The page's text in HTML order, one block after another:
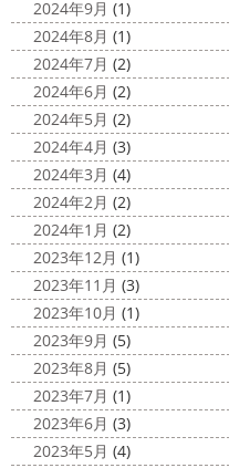
みなさんこんにちは(^O^)
が、みなさんはいかがお
サンシャイン水族館に行
館内はとても賑わってい
...
今日は高圧洗浄が何故必要
ます
塗装工事をお考
ひ読んでみてくださいね
きた塗膜は、毎日屋外で
らされて ...
最近は暖
ね
弊社ライダーの脇祐
行きたいーーーーー!!! 写
していきますね
ット
2020/
朝活
小倉氏サ
さんも一
けどお天気良くて気持ち～
小倉氏ライド
で、すぐ立ててました
2020/
外壁塗
ちょっと
2024年9月 (1)
2024年8月 (1)
2024年7月 (2)
2024年6月 (2)
2024年5月 (2)
2024年4月 (3)
2024年3月 (4)
2024年2月 (2)
2024年1月 (2)
2023年12月 (1)
2023年11月 (3)
2023年10月 (1)
2023年9月 (5)
2023年8月 (5)
2023年7月 (1)
2023年6月 (3)
2023年5月 (4)